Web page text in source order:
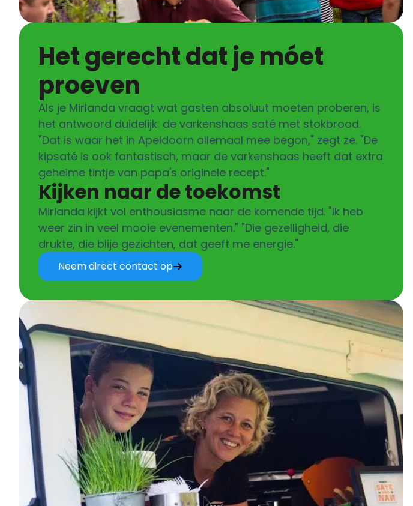
Het gerecht dat je móet
proeven
Als je Mirlanda vraagt wat gasten absoluut moeten proberen, is
het antwoord duidelijk: de varkenshaas saté met stokbrood.
"Dat is waar het in Apeldoorn allemaal mee begon," zegt ze. "De
kipsaté is ook fantastisch, maar de varkenshaas heeft dat extra
geheime tintje van papa's originele recept."
Kijken naar de toekomst
Mirlanda kijkt vol enthousiasme naar de komende tijd. "Ik heb
weer zin in veel mooie evenementen." "Die gezelligheid, die
drukte, die blije gezichten, dat geeft me energie."
Neem direct contact op